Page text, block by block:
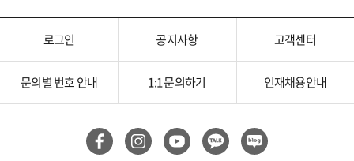
로그인 공지사항 고객센터
문의별 번호 안내 1:1 문의하기 인재채용안내